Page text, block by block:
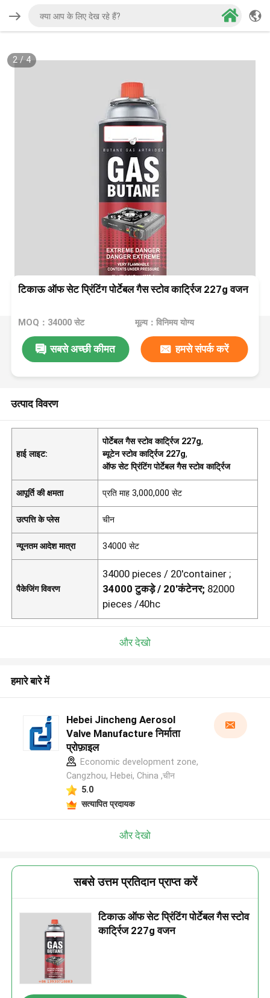
2/ 4
टिकाऊ ऑफ सेट प्रिंटिंग पोर्टेबल गैस स्टोव कार्ट्रिज 227g वजन
MOQ：34000 सेट मूल्य：विनिमय योग्य
सबसे अच्छी कीमत हमसे संपर्क करें
उत्पाद विवरण
हाई लाइट:
पोर्टेबल गैस स्टोव कार्ट्रिज 227g,
ब्यूटेन स्टोव कार्ट्रिज 227g,
ऑफ सेट प्रिंटिंग पोर्टेबल गैस स्टोव कार्ट्रिज
आपूर्ति की क्षमता प्रति माह 3,000,000 सेट
उत्पत्ति के प्लेस चीन
न्यूनतम आदेश मात्रा 34000 सेट
पैकेजिंग विवरण
34000 pieces / 20'container ;
34000 टुकड़े / 20'कंटेनर; 82000
pieces /40hc
और देखो
हमारे बारे में
Hebei Jincheng Aerosol
Valve Manufacture निर्माता
प्रोफ़ाइल
Economic development zone,
Cangzhou, Hebei, China ,चीन
5.0
सत्यापित प्रदायक
और देखो
सबसे उत्तम प्रतिदान प्राप्त करें
टिकाऊ ऑफ सेट प्रिंटिंग पोर्टेबल गैस स्टोव
कार्ट्रिज 227g वजन